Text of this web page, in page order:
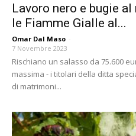
Lavoro nero e bugie
le Fiamme Gialle al...
Omar Dal Maso -
7 Novembre 2023
Rischiano un salasso da 75.600
massima - i titolari della ditta
di matrimoni...